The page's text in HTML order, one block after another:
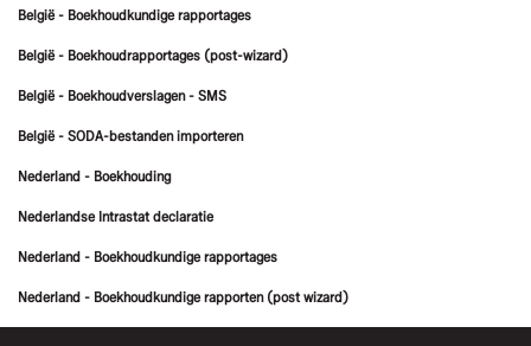
België - Boekhoudkundige rapportages
België - Boekhoudrapportages (post-wizard)
België - Boekhoudverslagen - SMS
België - SODA-bestanden importeren
Nederland - Boekhouding
Nederlandse Intrastat declaratie
Nederland - Boekhoudkundige rapportages
Nederland - Boekhoudkundige rapporten (post wizard)